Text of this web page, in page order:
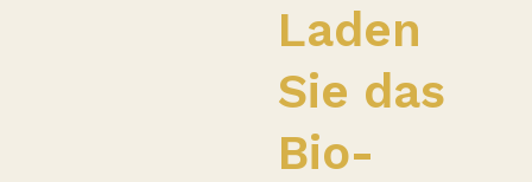
Laden
Sie das
Bio-